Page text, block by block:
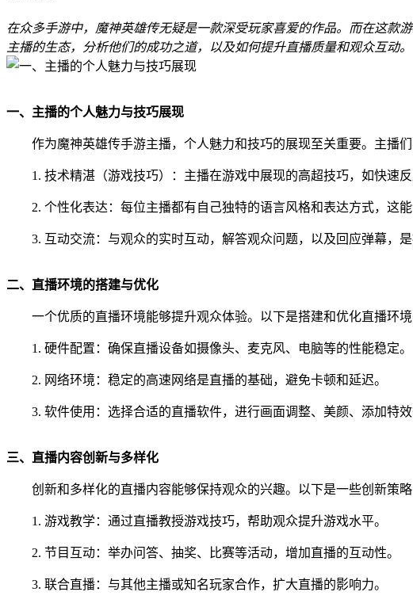
在众多手游中，魔神英雄传无疑是一款深受玩家喜爱的作品。而在这款
主播的生态，分析他们的成功之道，以及如何提升直播质量和观众互动。
一、主播的个人魅力与技巧展现
作为魔神英雄传手游主播，个人魅力和技巧的展现至关重要。主播
1. 技术精湛（游戏技巧）：主播在游戏中展现的高超技巧，如快速
2. 个性化表达：每位主播都有自己独特的语言风格和表达方式，这
3. 互动交流：与观众的实时互动，解答观众问题，以及回应弹幕，是
二、直播环境的搭建与优化
一个优质的直播环境能够提升观众体验。以下是搭建和优化直播环境
1. 硬件配置：确保直播设备如摄像头、麦克风、电脑等的性能稳定。
2. 网络环境：稳定的高速网络是直播的基础，避免卡顿和延迟。
3. 软件使用：选择合适的直播软件，进行画面调整、美颜、添加特效
三、直播内容创新与多样化
创新和多样化的直播内容能够保持观众的兴趣。以下是一些创新策略
1. 游戏教学：通过直播教授游戏技巧，帮助观众提升游戏水平。
2. 节目互动：举办问答、抽奖、比赛等活动，增加直播的互动性。
3. 联合直播：与其他主播或知名玩家合作，扩大直播的影响力。